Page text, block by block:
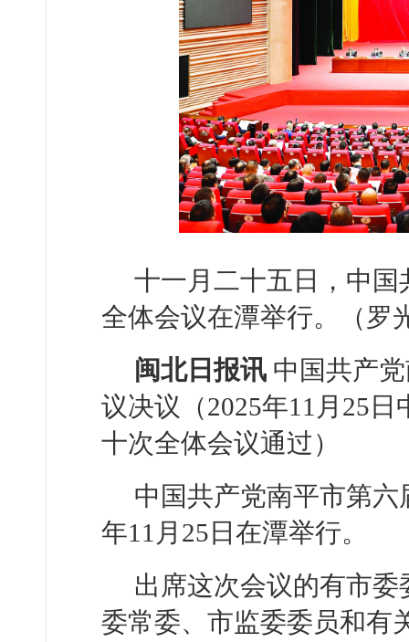
十一月二十五日，中
全体会议在潭举行。
（
闽北日报讯 中国共产
议决议（2025年11月25
十次全体会议通过）
中国共产党南平市第
年11月25日在潭举行。
出席这次会议的有市
委常委、市监委委员和有